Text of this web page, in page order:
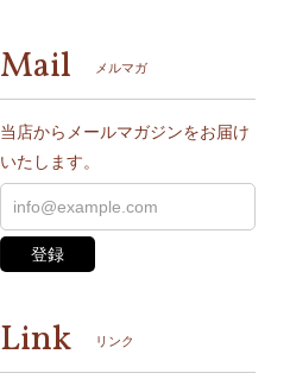
Mail メルマガ
当店からメールマガジンをお届け
いたします。
登録
Link リンク